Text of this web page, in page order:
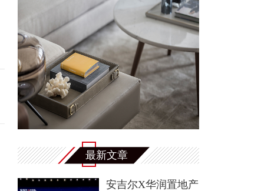
最新文章
安吉尔X华润置地产